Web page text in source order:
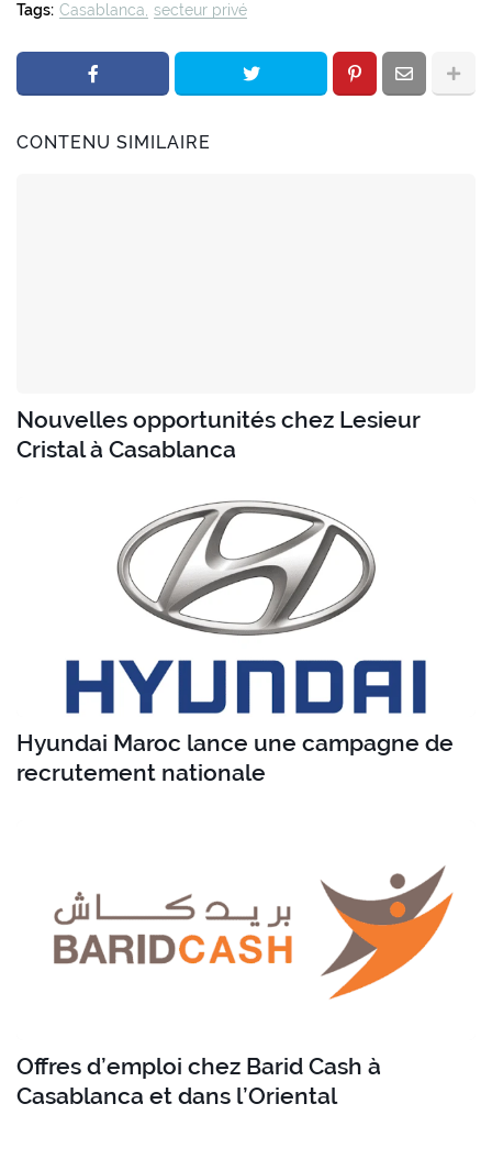
Tags: Casablanca secteur privé
CONTENU SIMILAIRE
Nouvelles opportunités chez Lesieur
Cristal à Casablanca
Hyundai Maroc lance une campagne de
recrutement nationale
Offres d’emploi chez Barid Cash à
Casablanca et dans l’Oriental